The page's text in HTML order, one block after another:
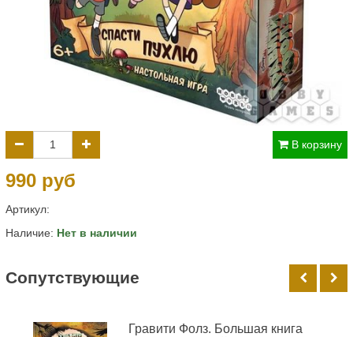
В корзину
990 руб
Артикул:
Наличие: Нет в наличии
Cопутствующие
Гравити Фолз. Большая книга